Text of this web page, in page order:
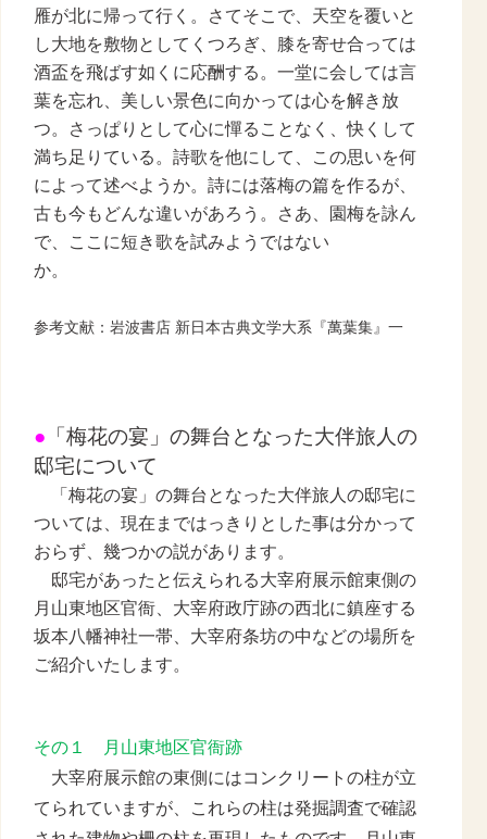
雁が北に帰って行く。さてそこで、天空を覆いと
し大地を敷物としてくつろぎ、膝を寄せ合っては
酒盃を飛ばす如くに応酬する。一堂に会しては言
葉を忘れ、美しい景色に向かっては心を解き放
つ。さっぱりとして心に憚ることなく、快くして
満ち足りている。詩歌を他にして、この思いを何
によって述べようか。詩には落梅の篇を作るが、
古も今もどんな違いがあろう。さあ、園梅を詠ん
で、ここに短き歌を試みようではない
か。
参考文献：岩波書店 新日本古典文学大系『萬葉集』 一
● 「梅花の宴」の舞台となった大伴旅人の
邸宅について
「梅花の宴」の舞台となった大伴旅人の邸宅に
ついては、現在まではっきりとした事は分かって
おらず、幾つかの説があります。
邸宅があったと伝えられる大宰府展示館東側の
月山東地区官衙、大宰府政庁跡の西北に鎮座する
坂本八幡神社一帯、大宰府条坊の中などの場所を
ご紹介いたします。
その１ 月山東地区官衙跡
大宰府展示館の東側にはコンクリートの柱が立
てられていますが、これらの柱は発掘調査で確認